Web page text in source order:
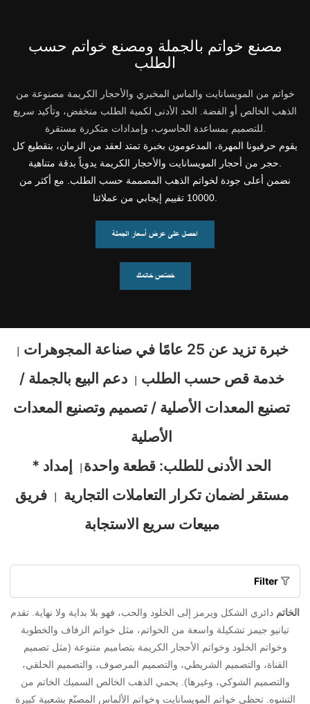
مصنع خواتم بالجملة ومصنع خواتم حسب
الطلب
خواتم من المويسانايت والماس المخبري والأحجار الكريمة مصنوعة من
الذهب الخالص أو الفضة. الحد الأدنى لكمية الطلب منخفض، وتأكيد سريع
يقوم حرفيونا المهرة، المدعومون بخبرة تمتد لعقد من الزمان، بتقطيع كل
نضمن أعلى جودة لخواتم الذهب المصممة حسب الطلب. مع أكثر من
احصل على عرض أسعار الجملة
خصّص خاتمك
خبرة تزيد عن 25 عامًا في صناعة المجوهرات |
خدمة قص حسب الطلب |دعم البيع بالجملة /
تصنيع المعدات الأصلية / تصميم وتصنيع المعدات
الأصلية
* الحد الأدنى للطلب: قطعة واحدة | إمداد
مستقر لضمان تكرار التعاملات التجارية |فريق
مبيعات سريع الاستجابة
Filter
الخاتم دائري الشكل ويرمز إلى الخلود والحب، فهو بلا بداية ولا نهاية. تقدم
تيانيو جيمز تشكيلة واسعة من الخواتم، مثل خواتم الزفاف والخطوبة
وخواتم الخلود وخواتم الأحجار الكريمة بتصاميم متنوعة (مثل تصميم
القناة، والتصميم الشريطي، والتصميم المرصوف، والتصميم الحلقي،
والتصميم الشوكي، وغيرها). يحمي الذهب الخالص السميك الخاتم من
التشوه. تحظى خواتم المويسانايت وخواتم الألماس المصنّع بشعبية كبيرة